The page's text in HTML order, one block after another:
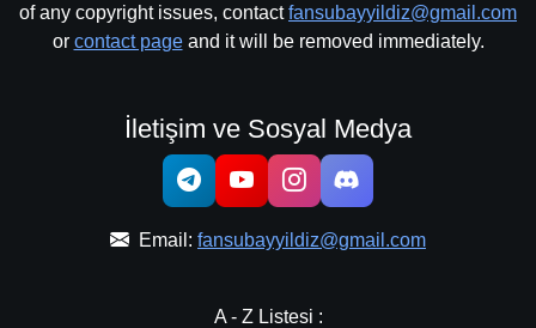
of any copyright issues, contactfansubayyildiz@gmail.com
or contact pageand it will be removed immediately.
İletişim ve Sosyal Medya
Email: fansubayyildiz@gmail.com
A - Z Listesi :